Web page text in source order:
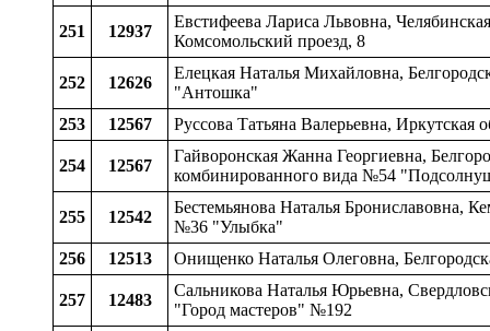
251 12937
Евстифеева Лариса Львовна,
Комсомольский проезд, 8
252 12626
Елецкая Наталья Михайловна,
"Антошка"
253
12567 Руссова Татьяна Валерьевна,
254 12567
Гайворонская Жанна Георгиевна,
комбинированного вида №54
255 12542
Бестемьянова Наталья Брониславовна,
№36 "Улыбка"
256
12513 Онищенко Наталья Олеговна,
257 12483
Сальникова Наталья Юрьевна,
"Город мастеров" №192